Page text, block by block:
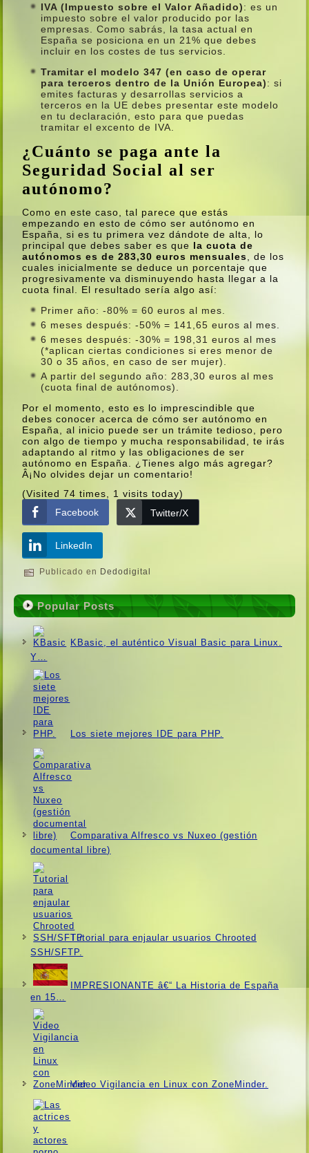
IVA (Impuesto sobre el Valor Añadido): es un
impuesto sobre el valor producido por las
empresas. Como sabrás, la tasa actual en
España se posiciona en un 21% que debes
incluir en los costes de tus servicios.
Tramitar el modelo 347 (en caso de operar
para terceros dentro de la Unión Europea): si
emites facturas y desarrollas servicios a
terceros en la UE debes presentar este modelo
en tu declaración, esto para que puedas
tramitar el excento de IVA.
¿Cuánto se paga ante la
Seguridad Social al ser
autónomo?
Como en este caso, tal parece que estás
empezando en esto de cómo ser autónomo en
España, si es tu primera vez dándote de alta, lo
principal que debes saber es que la cuota de
autónomos es de 283,30 euros mensuales , de los
cuales inicialmente se deduce un porcentaje que
progresivamente va disminuyendo hasta llegar a la
cuota final. El resultado serí­a algo así­:
Primer año: -80% = 60 euros al mes.
6 meses después: -50% = 141,65 euros al mes.
6 meses después: -30% = 198,31 euros al mes
(*aplican ciertas condiciones si eres menor de
30 o 35 años, en caso de ser mujer).
A partir del segundo año: 283,30 euros al mes
(cuota final de autónomos).
Por el momento, esto es lo imprescindible que
debes conocer acerca de cómo ser autónomo en
España, al inicio puede ser un trámite tedioso, pero
con algo de tiempo y mucha responsabilidad, te irás
adaptando al ritmo y las obligaciones de ser
autónomo en España. ¿Tienes algo más agregar?
Â¡No olvides dejar un comentario!
(Visited 74 times, 1 visits today)
Facebook
Twitter/X
LinkedIn
Publicado en Dedodigital
Popular Posts
KBasic, el auténtico Visual Basic para Linux.
Y…
Los siete mejores IDE para PHP.
Comparativa Alfresco vs Nuxeo (gestión
documental libre)
Tutorial para enjaular usuarios Chrooted
SSH/SFTP.
IMPRESIONANTE â€“ La Historia de España
en 15…
Video Vigilancia en Linux con ZoneMinder.